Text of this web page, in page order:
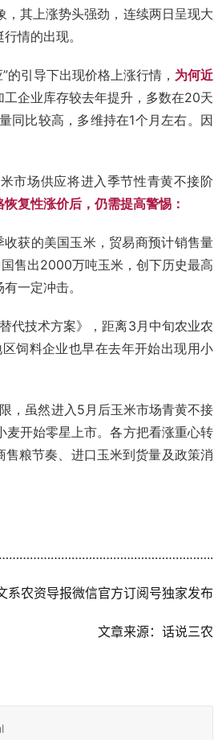
其上涨势头强劲，连续两日呈现大
情的出现。
引导下出现价格上涨行情， 为何近
企业库存较去年提升，多数在20天
比较高，多维持在1个月左右。 因
市场供应将进入季节性青黄不接阶
复性涨价后，仍需提高警惕：
获的美国玉米，贸易商预计销售量
售出2000万吨玉米，创下历史最高
一定冲击。
代技术方案》，距离3月中旬农业农
饲料企业也早在去年开始出现用小
，虽然进入5月后玉米市场青黄不接
开始零星上市。各方把看涨重心转
粮节奏、进口玉米到货量及政策消
……………………………………………………..
系农资导报微信官方订阅号独家发布
文章来源：话说三农